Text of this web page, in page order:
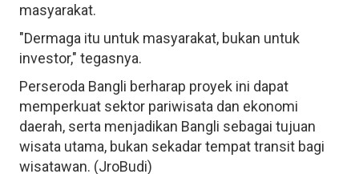
masyarakat.
"Dermaga itu untuk masyarakat, bukan untuk
investor," tegasnya.
Perseroda Bangli berharap proyek ini dapat
memperkuat sektor pariwisata dan ekonomi
daerah, serta menjadikan Bangli sebagai tujuan
wisata utama, bukan sekadar tempat transit bagi
wisatawan. (JroBudi)